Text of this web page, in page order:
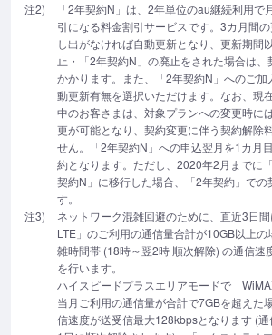
注2)
「2年契約N」は、2年単位のau継続利用
引になる料金割引サービスです。3カ月間
し出がなければ自動更新となり、更新期間
止・「2年契約N」の廃止をされた場合は
かかります。また、「2年契約N」へのご加
動更新有無を選択いただけます。なお、現
中のお客さまは、対象プランへの変更時に
更が可能となり、契約変更に伴う契約解除
せん。「2年契約N」への申込翌月を1カ月
約となります。ただし、2020年2月までに
契約N」に移行した場合、「2年契約」での
す。
注3)
ネットワーク混雑回避のために、直近3日
LTE」のご利用の通信量合計が10GB以上
雑時間帯 (18時～翌2時 順次解除) の通信速
を行います。
ハイスピードプラスエリアモードで「
当月ご利用の通信量が合計で7GBを超えた
信速度が送受信最大128kbpsとなります (